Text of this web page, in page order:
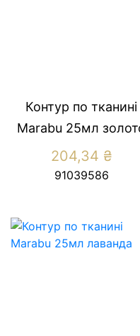
Контур по тканині
Marabu 25мл
204,34 ₴
91039586